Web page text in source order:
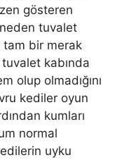
gösteren
neden tuvalet
tam bir merak
kabında
olup olmadığını
kediler oyun
kumları
normal
uyku